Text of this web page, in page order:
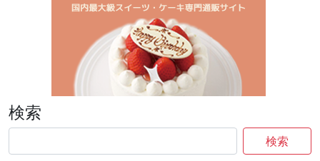
検索
検索